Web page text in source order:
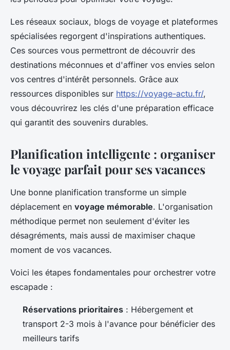
Les réseaux sociaux, blogs de voyage et plateformes
spécialisées regorgent d'inspirations authentiques.
Ces sources vous permettront de découvrir des
destinations méconnues et d'affiner vos envies selon
vos centres d'intérêt personnels. Grâce aux
ressources disponibles sur https://voyage-actu.fr/,
vous découvrirez les clés d'une préparation efficace
qui garantit des souvenirs durables.
Planification intelligente : organiser
le voyage parfait pour ses vacances
Une bonne planification transforme un simple
déplacement en voyage mémorable. L'organisation
méthodique permet non seulement d'éviter les
désagréments, mais aussi de maximiser chaque
moment de vos vacances.
Voici les étapes fondamentales pour orchestrer votre
escapade :
Réservations prioritaires : Hébergement et
transport 2-3 mois à l'avance pour bénéficier des
meilleurs tarifs